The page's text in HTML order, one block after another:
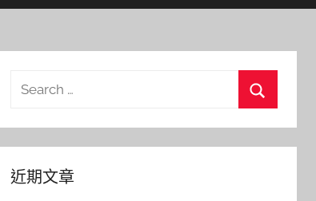
Search
近期文章